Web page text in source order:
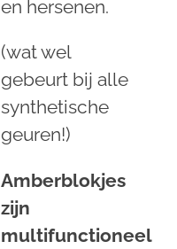
en hersenen.
(wat wel
gebeurt bij alle
synthetische
geuren!)
Amberblokjes
zijn
multifunctioneel